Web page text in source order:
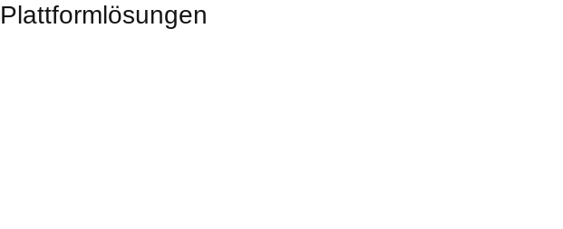
Plattformlösungen